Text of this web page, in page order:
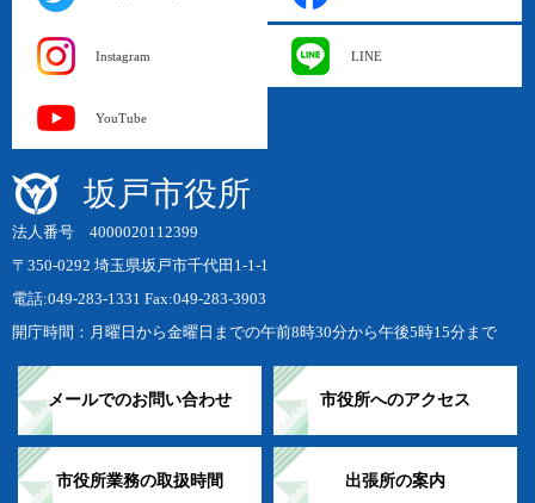
Instagram LINE
YouTube
坂戸市役所
法人番号 4000020112399
〒350-0292 埼玉県坂戸市千代田1-1-1
電話:049-283-1331 Fax:049-283-3903
開庁時間：月曜日から金曜日までの午前8時30分から午後5時15分まで
メールでのお問い合わせ 市役所へのアクセス
市役所業務の取扱時間 出張所の案内